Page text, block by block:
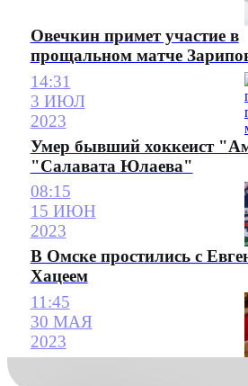
Овечкин примет участие в
прощальном матче
14:31
3 ИЮЛ
2023
Умер бывший хоккеист
"Салавата Юлаева"
08:15
15 ИЮН
2023
В Омске простились с
Хацеем
11:45
30 МАЯ
2023